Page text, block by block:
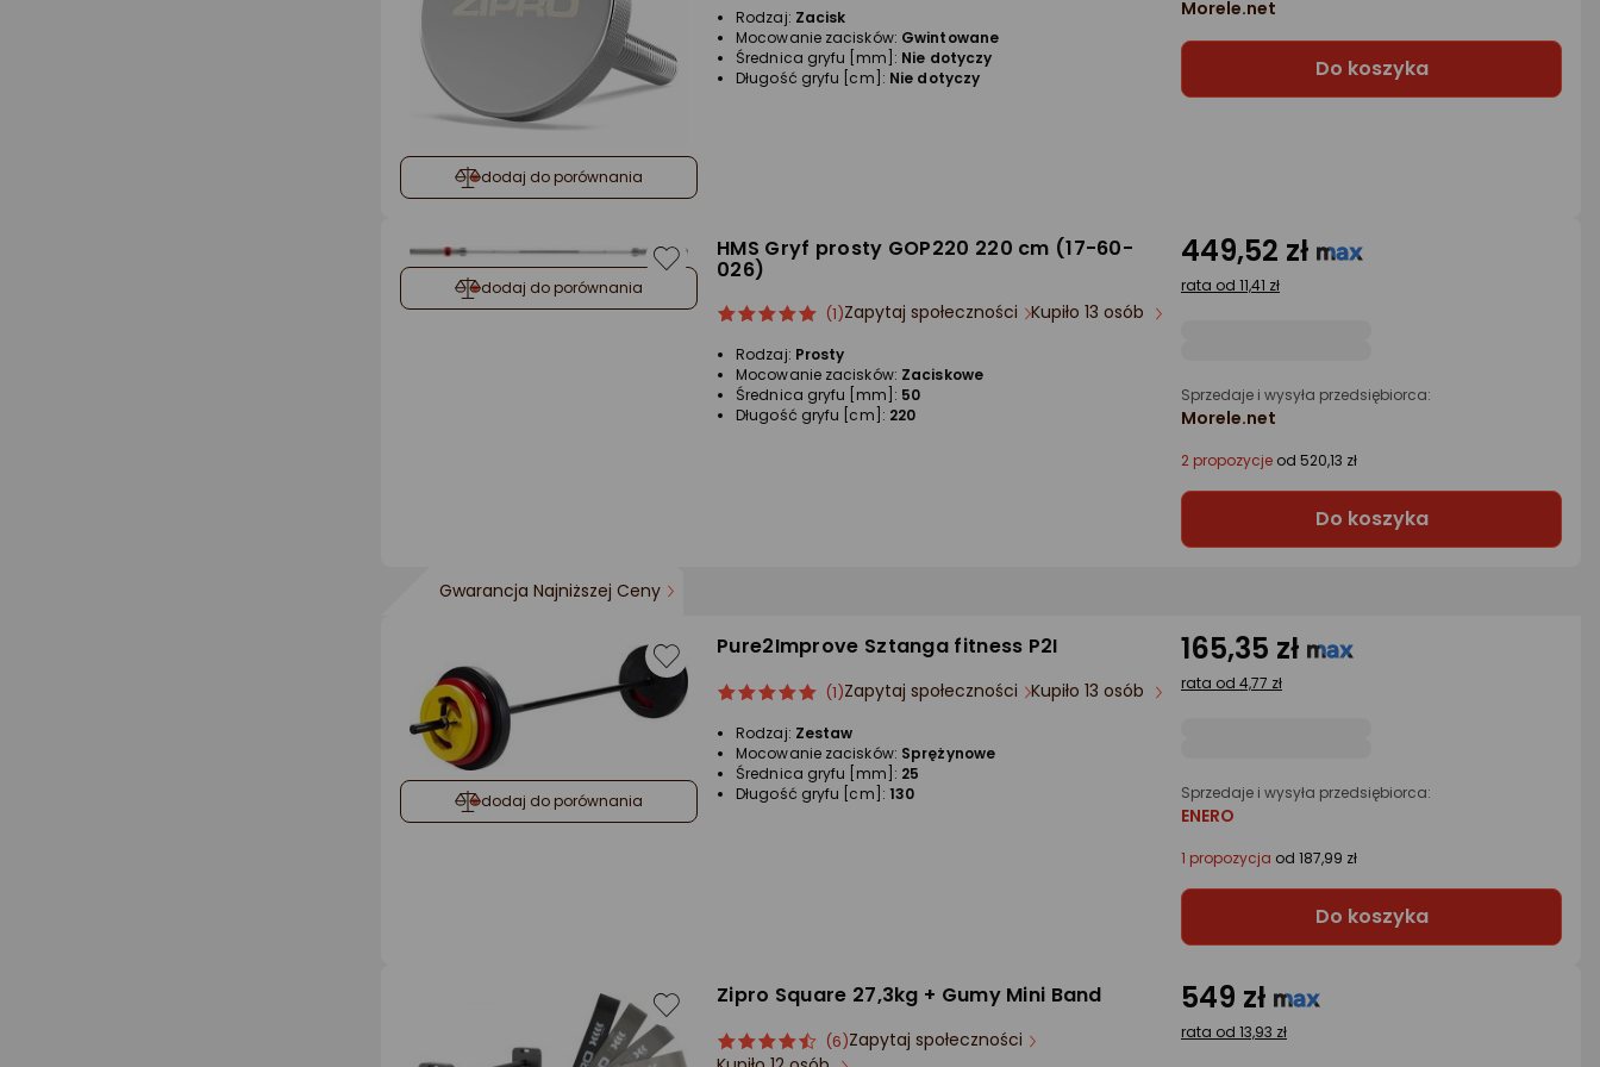
dodaj do porównania
gwiazdki
Rodzaj: Zacisk
Mocowanie zacisków: Gwintowane
Średnica gryfu [mm]: Nie dotyczy
Długość gryfu [cm]: Nie dotyczy
Morele.net
Do koszyka
dodaj do porównania
HMS Gryf prosty GOP220 220 cm (17-60-
026)
ocena
5/5
gwiazdki
Ocena
(1)Zapytaj społeczności Kupiło 13 osób
Rodzaj: Prosty
Mocowanie zacisków: Zaciskowe
Średnica gryfu [mm]: 50
Długość gryfu [cm]: 220
449,52 zł
rata od 11,41 zł
Sprzedaje i wysyła przedsiębiorca:
Morele.net
2 propozycje od 520,13 zł
Do koszyka
Gwarancja Najniższej Ceny
dodaj do porównania
Pure2Improve Sztanga fitness P2I
ocena
5/5
gwiazdki
Ocena
(1)Zapytaj społeczności Kupiło 13 osób
Rodzaj: Zestaw
Mocowanie zacisków: Sprężynowe
Średnica gryfu [mm]: 25
Długość gryfu [cm]: 130
165,35 zł
rata od 4,77 zł
Sprzedaje i wysyła przedsiębiorca:
ENERO
1 propozycja od 187,99 zł
Do koszyka
Zipro Square 27,3kg + Gumy Mini Band
ocena
Ocena
(6)Zapytaj społeczności
549 zł
rata od 13,93 zł